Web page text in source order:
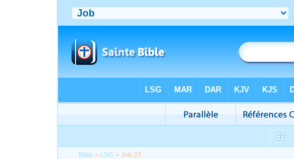
Bible > LSG > Job 27